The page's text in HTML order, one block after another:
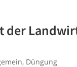
der
, Düngung